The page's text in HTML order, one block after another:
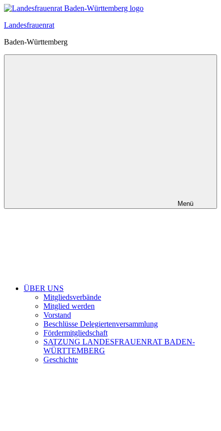
Zum
springen
Landesfrauenrat
Baden-Württemberg
Menü
ÜBER UNS
Mitgliedsverbände
Mitglied werden
Vorstand
Beschlüsse Delegiertenversammlung
Fördermitgliedschaft
SATZUNG LANDESFRAUENRAT BADEN-
WÜRTTEMBERG
Geschichte